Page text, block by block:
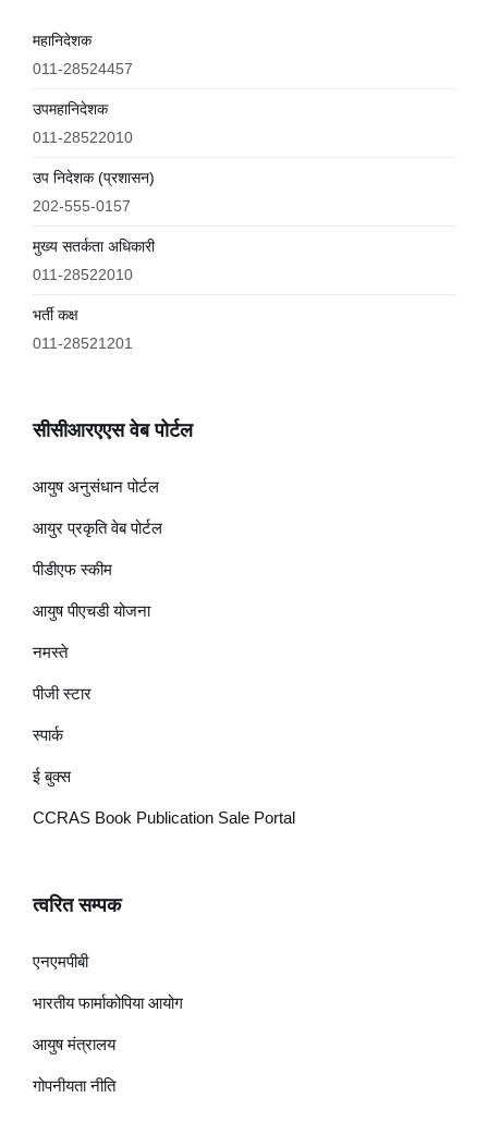
महानिदेशक
011-28524457
उपमहानिदेशक
011-28522010
उप निदेशक (प्रशासन)
202-555-0157
मुख्य सतर्कता अधिकारी
011-28522010
भर्ती कक्ष
011-28521201
सीसीआरएएस वेब पोर्टल
आयुष अनुसंधान पोर्टल
आयुर प्रकृति वेब पोर्टल
पीडीएफ स्कीम
आयुष पीएचडी योजना
नमस्ते
पीजी स्टार
स्पार्क
ई बुक्स
CCRAS Book Publication Sale Portal
त्वरित सम्पक
एनएमपीबी
भारतीय फार्माकोपिया आयोग
आयुष मंत्रालय
गोपनीयता नीति